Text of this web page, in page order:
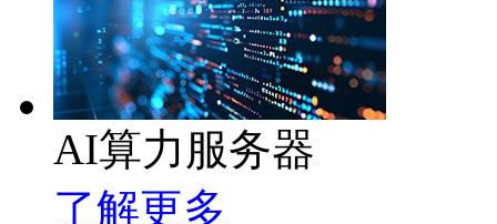
AI算力服务器
了解更多